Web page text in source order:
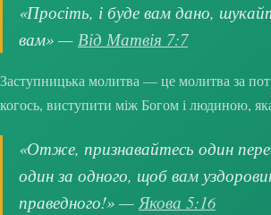
«Просіть, і буде вам дано,
вам» — Від Матвія 7:7
Заступницька молитва — це молитва за
когось, виступити між Богом і людиною,
«Отже, признавайтесь один
один за одного, щоб вам
праведного!» —Якова 5:16